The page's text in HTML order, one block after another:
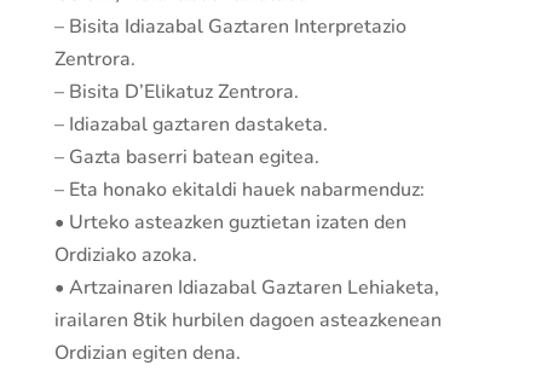
– Bisita Idiazabal Gaztaren Interpretazio
Zentrora.
– Bisita D’Elikatuz Zentrora.
– Idiazabal gaztaren dastaketa.
– Gazta baserri batean egitea.
– Eta honako ekitaldi hauek nabarmenduz:
• Urteko asteazken guztietan izaten den
Ordiziako azoka.
• Artzainaren Idiazabal Gaztaren Lehiaketa,
irailaren 8tik hurbilen dagoen asteazkenean
Ordizian egiten dena.